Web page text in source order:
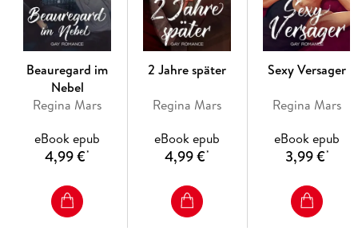
Beauregard im
Nebel
Regina Mars
eBook epub
4,99 €*
2 Jahre später
Regina Mars
eBook epub
4,99 €*
Sexy Versager
Regina Mars
eBook epub
3,99 €*